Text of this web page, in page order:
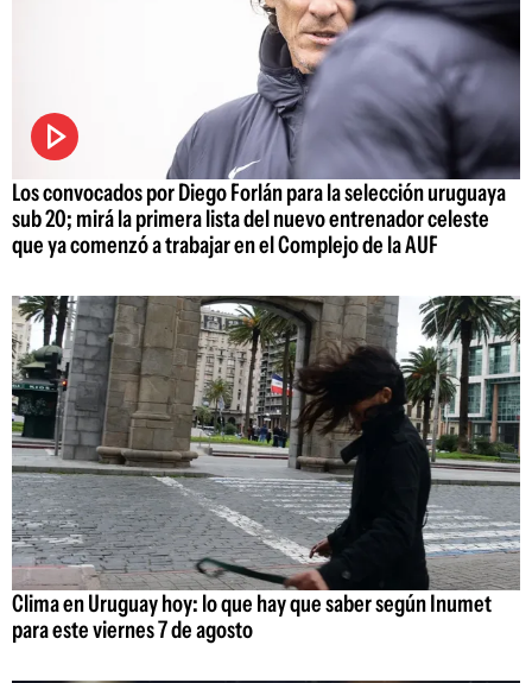
Los convocados por Diego Forlán para la selección uruguaya
sub 20; mirá la primera lista del nuevo entrenador celeste
que ya comenzó a trabajar en el Complejo de la AUF
Clima en Uruguay hoy: lo que hay que saber según Inumet
para este viernes 7 de agosto